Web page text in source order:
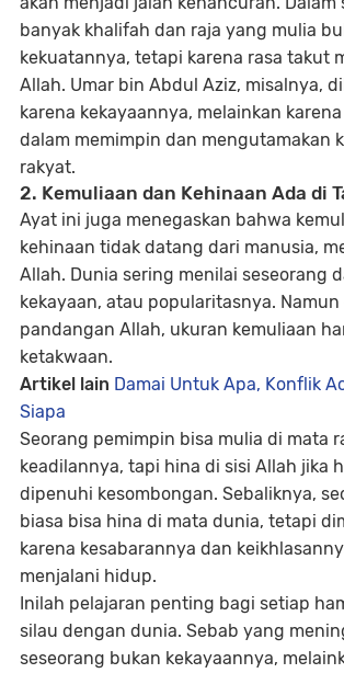
banyak khalifah dan raja yang mulia
kekuatannya, tetapi karena rasa takut
Allah. Umar bin Abdul Aziz, misalnya,
karena kekayaannya, melainkan
dalam memimpin dan mengutamakan
rakyat.
2. Kemuliaan dan Kehinaan Ada di
Ayat ini juga menegaskan bahwa
kehinaan tidak datang dari manusia,
Allah. Dunia sering menilai seseorang
kekayaan, atau popularitasnya. Namun
pandangan Allah, ukuran kemuliaan
ketakwaan.
Artikel lain Damai Untuk Apa, Konflik
Siapa
Seorang pemimpin bisa mulia di mata
keadilannya, tapi hina di sisi Allah jika
dipenuhi kesombongan. Sebaliknya,
biasa bisa hina di mata dunia, tetapi
karena kesabarannya dan
menjalani hidup.
Inilah pelajaran penting bagi setiap
silau dengan dunia. Sebab yang
seseorang bukan kekayaannya,